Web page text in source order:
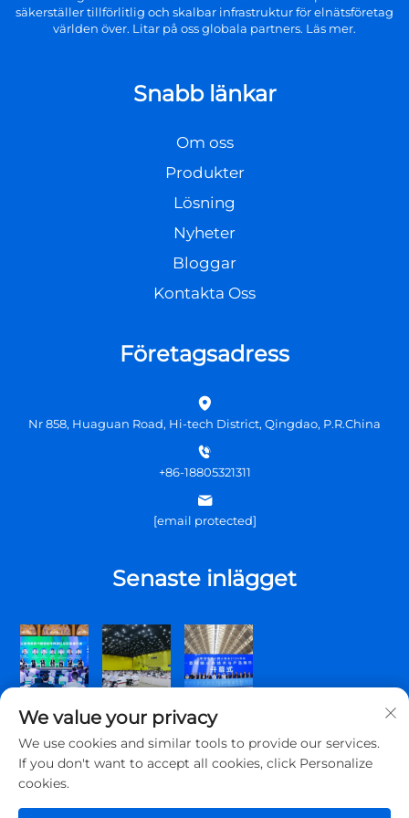
säkerställer tillförlitlig och skalbar infrastruktur för elnätsföretag
världen över. Litar på oss globala partners. Läs mer.
Snabb länkar
Om oss
Produkter
Lösning
Nyheter
Bloggar
Kontakta Oss
Företagsadress
Nr 858, Huaguan Road, Hi-tech District, Qingdao, P.R.China
+86-18805321311
[email protected]
Senaste inlägget
We value your privacy
We use cookies and similar tools to provide our services.
If you don't want to accept all cookies, click Personalize
cookies.